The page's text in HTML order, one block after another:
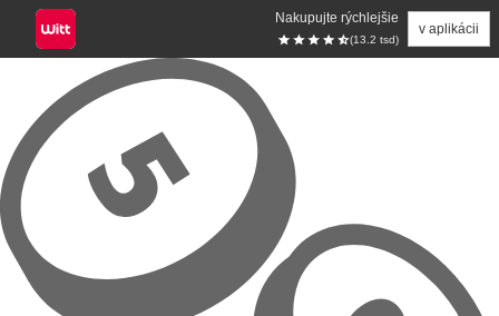
Nakupujte rýchlejšie
(13.2 tsd)
v aplikácii
Prejsť na hlavný obsah